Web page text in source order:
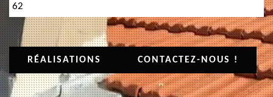
62
RÉALISATIONS CONTACTEZ-NOUS !